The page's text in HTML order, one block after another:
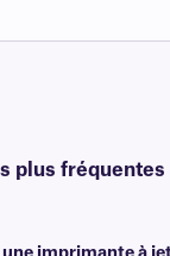
plus fréquentes